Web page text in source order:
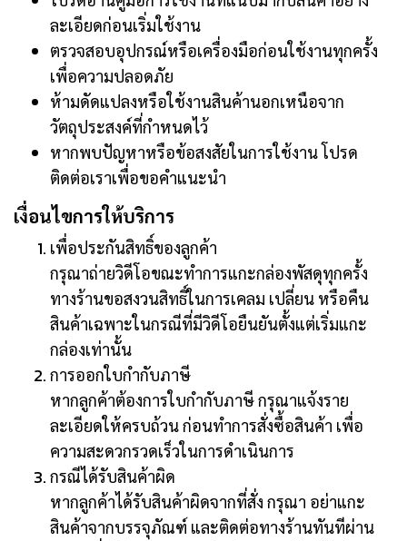
ละเอียดก่อนเริ่มใช้งาน
ตรวจสอบอุปกรณ์หรือเครื่องมือก่อนใช้งานทุกครั้ง
เพื่อความปลอดภัย
ห้ามดัดแปลงหรือใช้งานสินค้านอกเหนือจาก
วัตถุประสงค์ที่กำหนดไว้
หากพบปัญหาหรือข้อสงสัยในการใช้งาน โปรด
ติดต่อเราเพื่อขอคำแนะนำ
เงื่อนไขการให้บริการ
เพื่อประกันสิทธิ์ของลูกค้า
กรุณาถ่ายวิดีโอขณะทำการแกะกล่องพัสดุทุกครั้ง
ทางร้านขอสงวนสิทธิ์ในการเคลม เปลี่ยน หรือคืน
สินค้าเฉพาะในกรณีที่มีวิดีโอยืนยันตั้งแต่เริ่มแกะ
กล่องเท่านั้น
การออกใบกำกับภาษี
หากลูกค้าต้องการใบกำกับภาษี กรุณาแจ้งราย
ละเอียดให้ครบถ้วน ก่อนทำการสั่งซื้อสินค้า เพื่อ
ความสะดวกรวดเร็วในการดำเนินการ
กรณีได้รับสินค้าผิด
หากลูกค้าได้รับสินค้าผิดจากที่สั่ง กรุณา อย่าแกะ
สินค้าจากบรรจุภัณฑ์ และติดต่อทางร้านทันทีผ่าน